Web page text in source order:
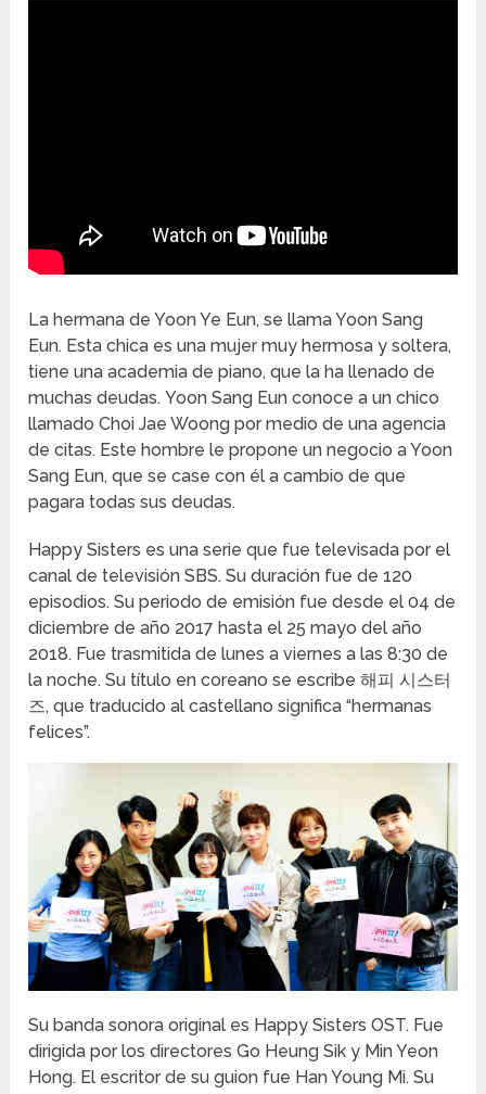
La hermana de Yoon Ye Eun, se llama Yoon Sang
Eun. Esta chica es una mujer muy hermosa y soltera,
tiene una academia de piano, que la ha llenado de
muchas deudas. Yoon Sang Eun conoce a un chico
llamado Choi Jae Woong por medio de una agencia
de citas. Este hombre le propone un negocio a Yoon
Sang Eun, que se case con él a cambio de que
pagara todas sus deudas.
Happy Sisters es una serie que fue televisada por el
canal de televisión SBS. Su duración fue de 120
episodios. Su periodo de emisión fue desde el 04 de
diciembre de año 2017 hasta el 25 mayo del año
2018. Fue trasmitida de lunes a viernes a las 8:30 de
la noche. Su título en coreano se escribe 해피 시스터
즈, que traducido al castellano significa “hermanas
felices”.
Su banda sonora original es Happy Sisters OST. Fue
dirigida por los directores Go Heung Sik y Min Yeon
Hong. El escritor de su guion fue Han Young Mi. Su